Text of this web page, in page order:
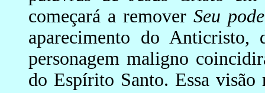
começará a removerSeu
aparecimento do Anticristo,
personagem maligno
do Espírito Santo. Essa visão